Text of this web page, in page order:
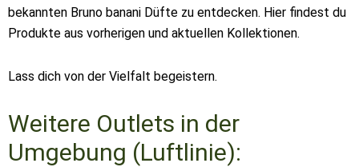
bekannten Bruno banani Düfte zu entdecken. Hier findest du
Produkte aus vorherigen und aktuellen Kollektionen.
Lass dich von der Vielfalt begeistern.
Weitere Outlets in der
Umgebung (Luftlinie):